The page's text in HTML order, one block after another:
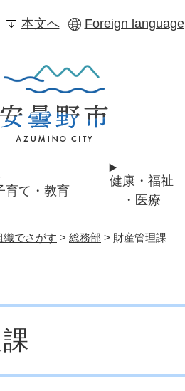
本文へ Foreign language
育て・教育
健康・福祉
・医療
織でさがす > 総務部 > 財産管理課